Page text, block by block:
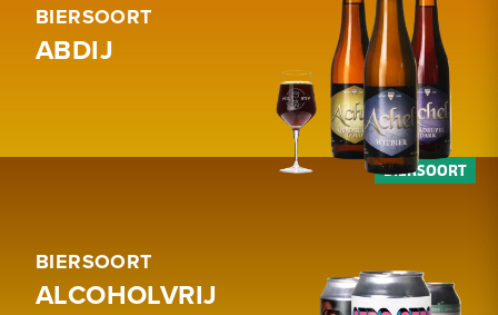
BIERSOORT
ABDIJ
BIERSOORT
ALCOHOLVRIJ